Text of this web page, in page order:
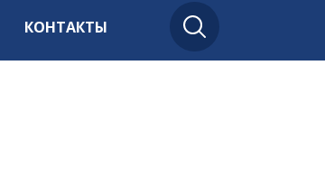
КОНТАКТЫ